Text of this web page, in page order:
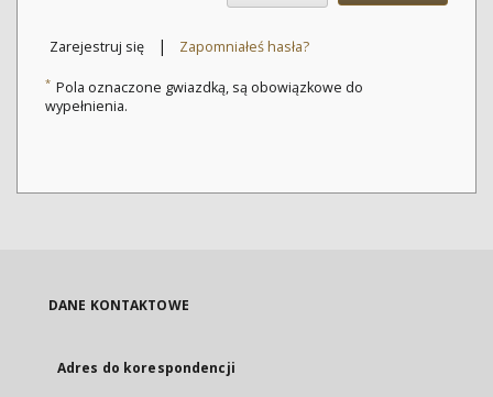
Zarejestruj się | Zapomniałeś hasła?
* Pola oznaczone gwiazdką, są obowiązkowe do
wypełnienia.
DANE KONTAKTOWE
Adres do korespondencji